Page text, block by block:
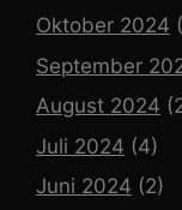
Oktober 2024
September
August 2024
Juli 2024 (4)
Juni 2024 (2)